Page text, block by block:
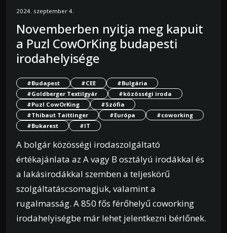
2024. szeptember 4.
Novemberben nyitja meg kapuit
a Puzl CowOrKing budapesti
irodahelyisége
#Budapest #CEE
#Bulgária
#Goldberger Textilgyár
#közösségi iroda
#Puzl CowOrKing
#Szófia
#Thibaut Taittinger
#Európa
#coworking
#Bukarest
#IT
A bolgár közösségi irodaszolgáltató
értékajánlata az A vagy B osztályú irodákkal és
a lakásirodákkal szemben a teljeskörű
szolgáltatáscsomagjuk, valamint a
rugalmasság. A 850 fős férőhelyű coworking
irodahelyiségbe már lehet jelentkezni bérlőnek.